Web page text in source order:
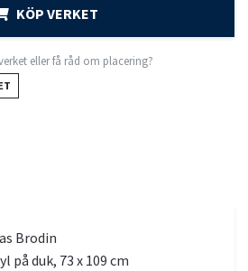
KÖP VERKET
eller få råd om placering?
Brodin
på duk, 73 x 109 cm